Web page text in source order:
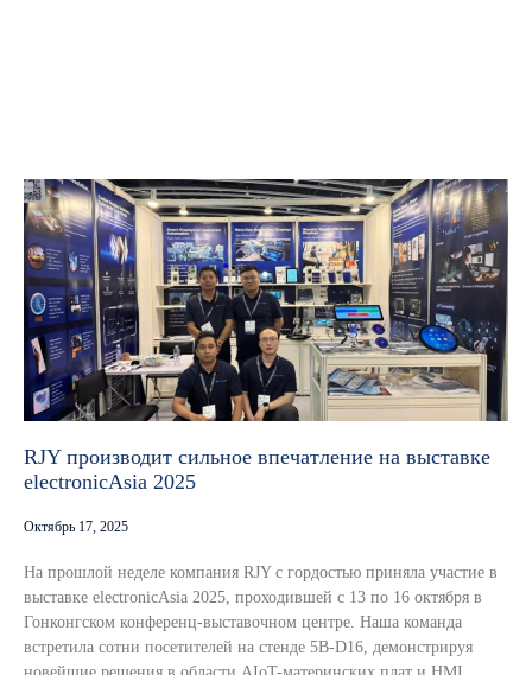
RJY производит сильное впечатление на выставке
electronicAsia 2025
Октябрь 17, 2025
На прошлой неделе компания RJY с гордостью приняла участие в
выставке electronicAsia 2025, проходившей с 13 по 16 октября в
Гонконгском конференц-выставочном центре. Наша команда
встретила сотни посетителей на стенде 5B-D16, демонстрируя